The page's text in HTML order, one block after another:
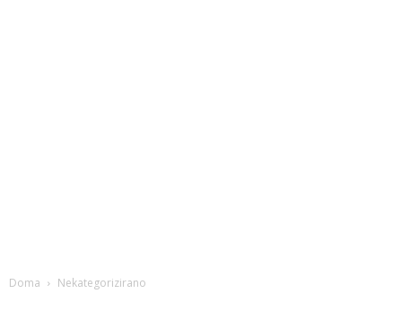
Doma Nekategorizirano